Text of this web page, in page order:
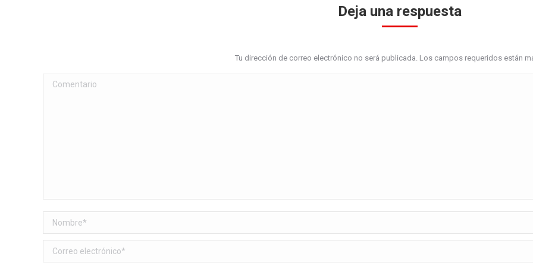
Deja una respuesta
Tu dirección de correo electrónico no será publicada. Los campos requeridos están
Comentario
Nombre *
Correo electrónico *